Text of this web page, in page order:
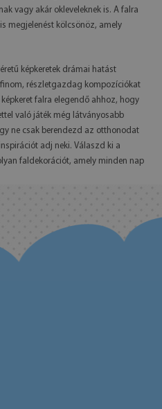
vagy akár okleveleknek is. A falra
megjelenést kölcsönöz, amely
képkeretek drámai hatást
részletgazdag kompozíciókat
falra elegendő ahhoz, hogy
való játék még látványosabb
ne csak berendezd az otthonodat
adj neki. Válaszd ki a
faldekorációt, amely minden nap